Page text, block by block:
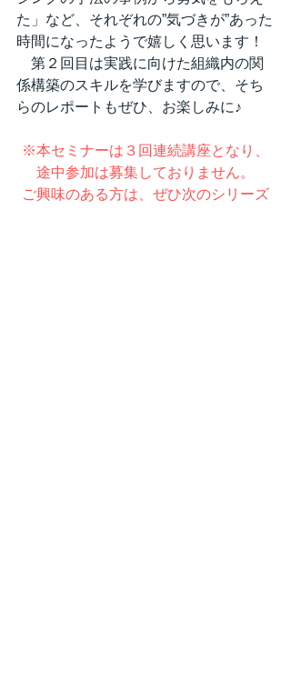
た」など、それぞれの”気づきが”あった
時間になったようで嬉しく思います！
第２回目は実践に向けた組織内の関
係構築のスキルを学びますので、そち
らのレポートもぜひ、お楽しみに♪
※本セミナーは３回連続講座となり、
途中参加は募集しておりません。
ご興味のある方は、ぜひ次のシリーズ